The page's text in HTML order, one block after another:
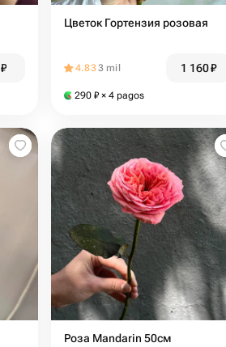
₽
Цветок Гортензия розовая
4.833 mil 1 160₽
290 ₽ × 4 pagos
Роза Mandarin 50см